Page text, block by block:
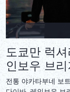
도쿄만 럭
인보우 브
전통 야카타부네 보